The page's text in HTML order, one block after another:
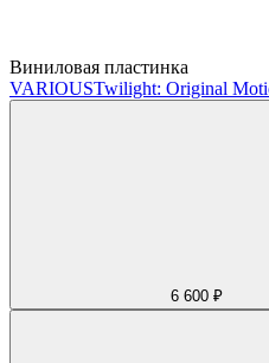
Виниловая пластинка
VARIOUSTwilight: Original
6 600 ₽